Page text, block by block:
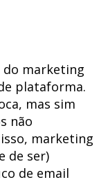
do marketing
plataforma.
mas sim
não
marketing
de ser)
de email